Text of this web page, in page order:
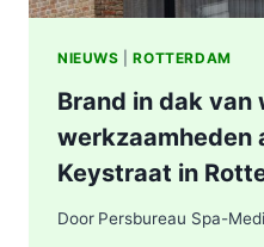
NIEUWS |ROTTERDAM
Brand in dak van
werkzaamheden
Keystraat in
Door Persbureau Spa-